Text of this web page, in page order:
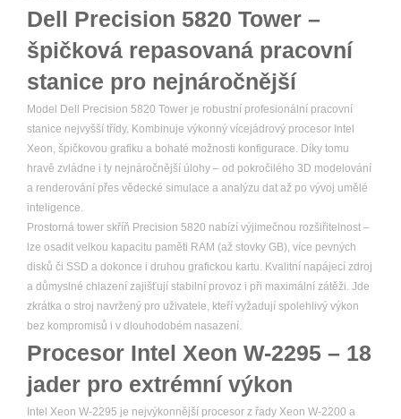
Dell Precision 5820 Tower –
špičková repasovaná pracovní
stanice pro nejnáročnější
Model Dell Precision 5820 Tower je robustní profesionální pracovní
stanice nejvyšší třídy. Kombinuje výkonný vícejádrový procesor Intel
Xeon, špičkovou grafiku a bohaté možnosti konfigurace. Díky tomu
hravě zvládne i ty nejnáročnější úlohy – od pokročilého 3D modelování
a renderování přes vědecké simulace a analýzu dat až po vývoj umělé
inteligence.
Prostorná tower skříň Precision 5820 nabízí výjimečnou rozšiřitelnost –
lze osadit velkou kapacitu paměti RAM (až stovky GB), více pevných
disků či SSD a dokonce i druhou grafickou kartu. Kvalitní napájecí zdroj
a důmyslné chlazení zajišťují stabilní provoz i při maximální zátěži. Jde
zkrátka o stroj navržený pro uživatele, kteří vyžadují spolehlivý výkon
bez kompromisů i v dlouhodobém nasazení.
Procesor Intel Xeon W-2295 – 18
jader pro extrémní výkon
Intel Xeon W-2295 je nejvýkonnější procesor z řady Xeon W-2200 a